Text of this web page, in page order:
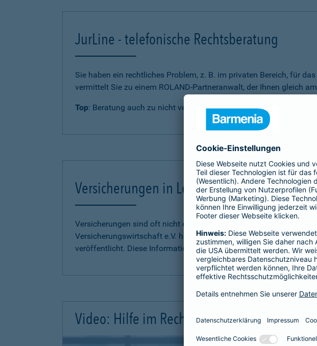
JurLine - telefonische Rechtsberatung
Sie haben ein rechtliches Problem, z. B. im privaten Bereich, für
vermittelt Sie zu einem ROLAND-Partneranwalt, der Ihnen gleich
Top: Beratung auch zu nicht versicherten Rechtsfragen.
Versicherungen in Leichter Sprache erklärt
Versicherungen sind oft nicht einfach zu verstehen. Der
Versicherungswirtschaft e.V. hat
Informationen in Leichter
veröffentlicht. Diese Informationen finden Sie hier.
Video: Hilfe im Rechtsschutzfall